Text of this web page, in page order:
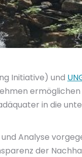
Initiative) und
ermöglichen
in die
Analyse
der